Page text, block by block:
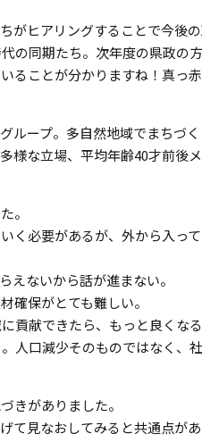
がヒアリングすることで今後
の同期たち。次年度の県政の
ることが分かりますね！真っ
ループ。多自然地域でまちづ
様な立場、平均年齢40才前後
。
く必要があるが、外から入っ
えないから話が進まない。
確保がとても難しい。
貢献できたら、もっと良くな
人口減少そのものではなく、
きがありました。
て見なおしてみると共通点が